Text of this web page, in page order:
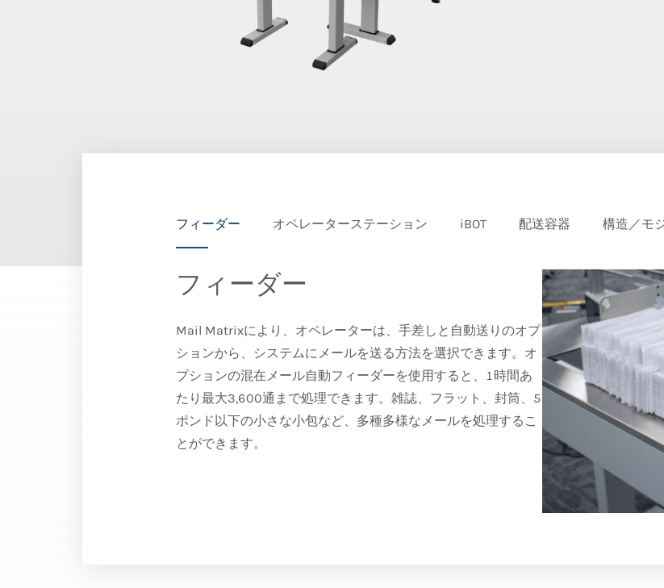
フィーダー オペレーターステーション iBOT 配送容器 構造／モ
フィーダー
Mail Matrixにより、オペレーターは、手差しと自動送りのオプ
ションから、システムにメールを送る方法を選択できます。オ
プションの混在メール自動フィーダーを使用すると、1時間あ
たり最大3,600通まで処理できます。雑誌、フラット、封筒、5
ポンド以下の小さな小包など、多種多様なメールを処理するこ
とができます。